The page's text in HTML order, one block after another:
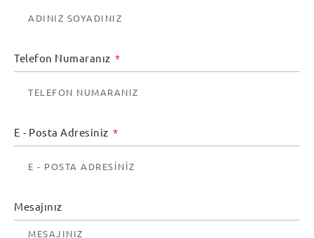
Telefon Numaranız
E - Posta Adresiniz
Mesajınız